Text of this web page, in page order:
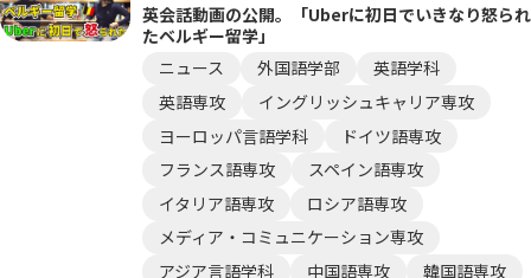
英会話動画の公開。「Uberに初日でいきなり怒られ
たベルギー留学」
ニュース
外国語学部
英語学科
英語専攻
イングリッシュキャリア専攻
ヨーロッパ言語学科
ドイツ語専攻
フランス語専攻
スペイン語専攻
イタリア語専攻
ロシア語専攻
メディア・コミュニケーション専攻
アジア言語学科
中国語専攻
韓国語専攻